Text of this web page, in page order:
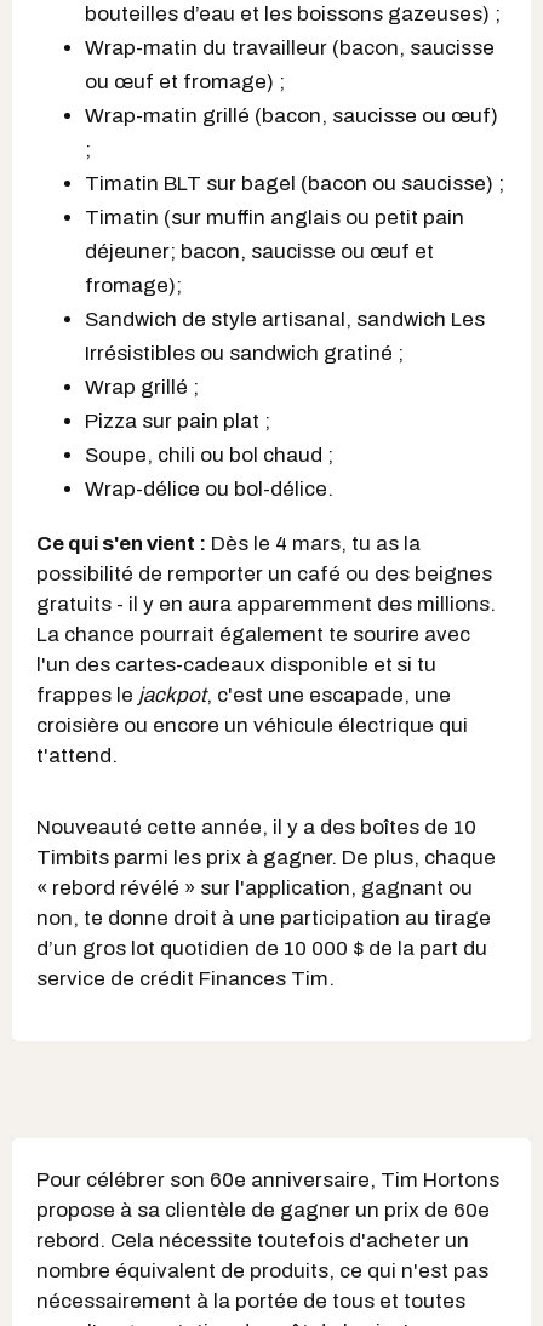
bouteilles d’eau et les boissons gazeuses) ;
Wrap-matin du travailleur (bacon, saucisse
ou œuf et fromage) ;
Wrap-matin grillé (bacon, saucisse ou œuf)
;
Timatin BLT sur bagel (bacon ou saucisse) ;
Timatin (sur muffin anglais ou petit pain
déjeuner; bacon, saucisse ou œuf et
fromage);
Sandwich de style artisanal, sandwich Les
Irrésistibles ou sandwich gratiné ;
Wrap grillé ;
Pizza sur pain plat ;
Soupe, chili ou bol chaud ;
Wrap-délice ou bol-délice.
Ce qui s'en vient : Dès le 4 mars, tu as la
possibilité de remporter un café ou des beignes
gratuits - il y en aura apparemment des millions.
La chance pourrait également te sourire avec
l'un des cartes-cadeaux disponible et si tu
frappes le jackpot, c'est une escapade, une
croisière ou encore un véhicule électrique qui
t'attend.
Nouveauté cette année, il y a des boîtes de 10
Timbits parmi les prix à gagner. De plus, chaque
« rebord révélé » sur l'application, gagnant ou
non, te donne droit à une participation au tirage
d’un gros lot quotidien de 10 000 $ de la part du
service de crédit Finances Tim.
Pour célébrer son 60e anniversaire, Tim Hortons
propose à sa clientèle de gagner un prix de 60e
rebord. Cela nécessite toutefois d'acheter un
nombre équivalent de produits, ce qui n'est pas
nécessairement à la portée de tous et toutes